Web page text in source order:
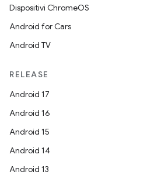
Dispositivi ChromeOS
Android for Cars
Android TV
RELEASE
Android 17
Android 16
Android 15
Android 14
Android 13